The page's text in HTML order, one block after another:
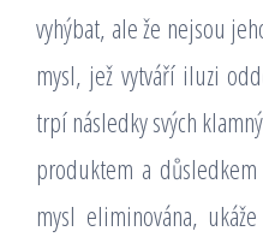
vyhýbat, ale že nejsou
mysl, jež vytváří iluzi
trpí následky svých
produktem a
mysl eliminována,